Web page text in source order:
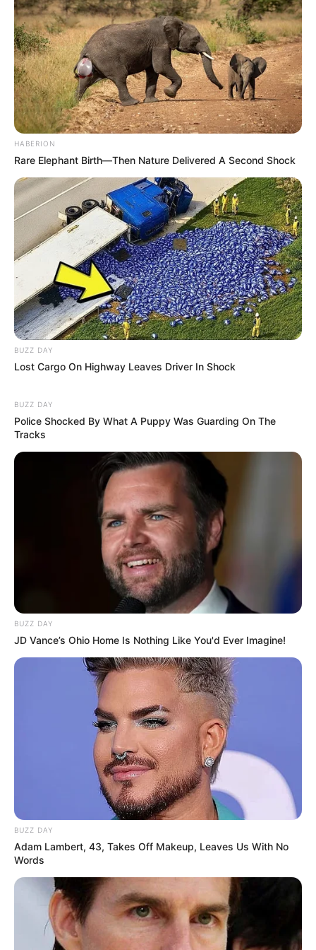
LIHAT ARTIKEL LAINNYA
10 Fenomena Kecantikan
Paling Aneh di Dunia, Ada
Aneh Tapi Nyata, Deretan
HABERION
Rare Elephant Birth—Then Nature Delivered A Second Shock
BUZZ DAY
Lost Cargo On Highway Leaves Driver In Shock
BUZZ DAY
Police Shocked By What A Puppy Was Guarding On The
Tracks
BUZZ DAY
JD Vance’s Ohio Home Is Nothing Like You'd Ever Imagine!
BUZZ DAY
Adam Lambert, 43, Takes Off Makeup, Leaves Us With No
Words